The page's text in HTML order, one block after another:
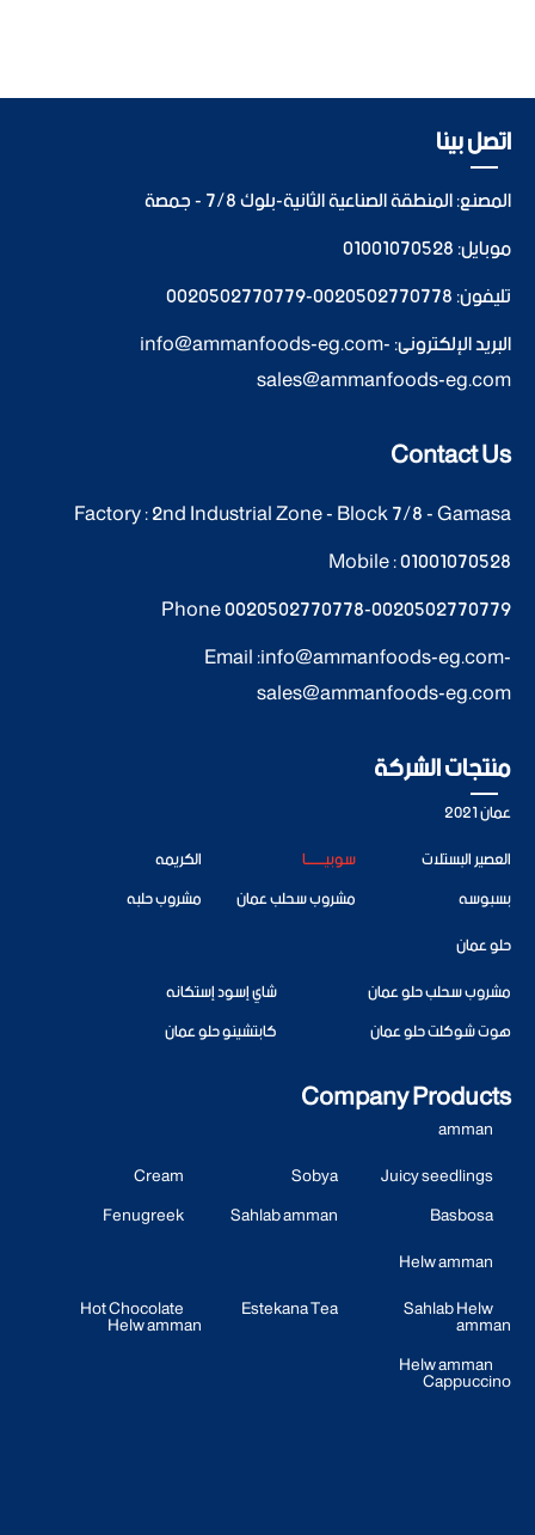
اتصل بينا
المصنع: المنطقة الصناعية الثانية-بلوك 7/8 - جمصة
موبايل:01001070528
تليفون:0020502770778
-
0020502770779
البريد الإلكترونى: info@ammanfoods-eg.com-
sales@ammanfoods-eg.com
Contact Us
Factory : 2nd Industrial Zone - Block 7/8 - Gamasa
Mobile :01001070528
Phone0020502770778-0020502770779
Email :info@ammanfoods-eg.com-
sales@ammanfoods-eg.com
منتجات الشركة
عمان 2021
العصير البستلات
سوبيــــــــا
الكريمه
بسبوسه
مشروب سحلب عمان
مشروب حلبه
حلو عمان
مشروب سحلب حلو عمان
شاي إسود إستكانه
هوت شوكلت حلو عمان
كابتشينو حلو عمان
Company Products
amman
Juicy seedlings
Sobya
Cream
Basbosa
Sahlab amman
Fenugreek
Helw amman
Sahlab Helw
amman
Estekana Tea
Hot Chocolate
Helw amman
Helw amman
Cappuccino